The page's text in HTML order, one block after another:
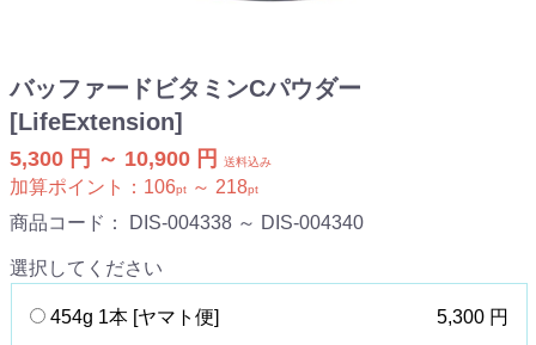
バッファードビタミンCパウダー
[LifeExtension]
5,300 円 ～ 10,900 円 送料込み
加算ポイント： 106pt ～ 218pt
商品コード： DIS-004338 ～ DIS-004340
選択してください
454g 1本 [ヤマト便] 5,300 円